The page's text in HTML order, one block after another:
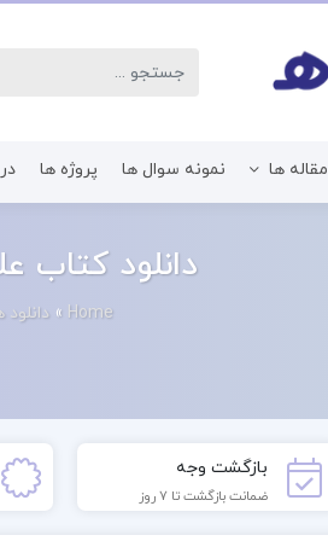
مقاله ها نمونه سوال ها پروژه ها
دانلود کتاب
Home
» دانلود
بازگشت وجه
ضمانت بازگشت تا 7 روز